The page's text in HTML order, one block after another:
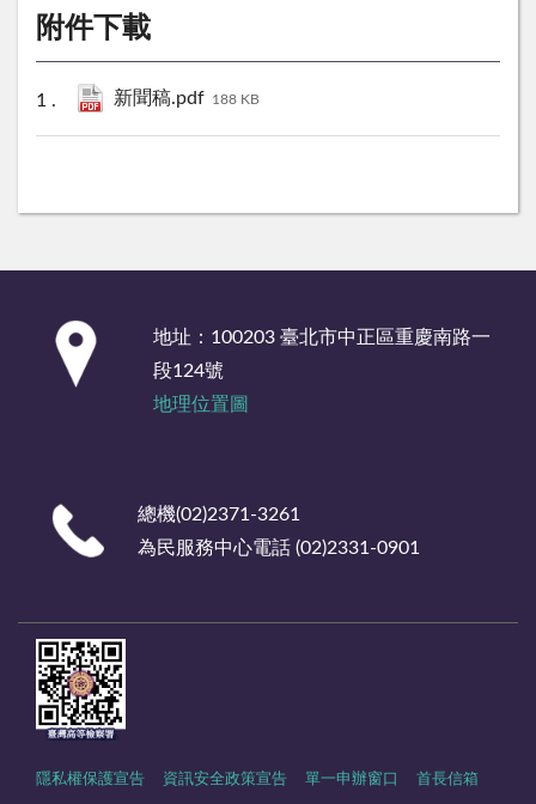
附件下載
新聞稿.pdf 188 KB
地址：100203 臺北市中正區重慶南路一
段124號
地理位置圖
總機(02)2371-3261
為民服務中心電話 (02)2331-0901
隱私權保護宣告 資訊安全政策宣告 單一申辦窗口 首長信箱